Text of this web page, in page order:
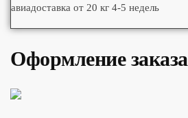
авиадоставка от 20 кг 4-5 недель
Оформление заказа